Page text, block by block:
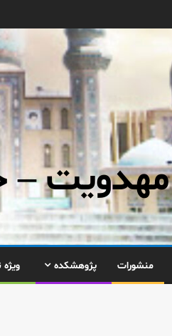
–
منشورات پژوهشکده ویژه